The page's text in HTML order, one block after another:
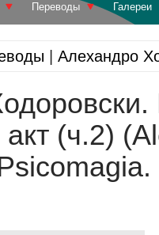
Переводы Галереи
Алехандро
акт (ч.2)